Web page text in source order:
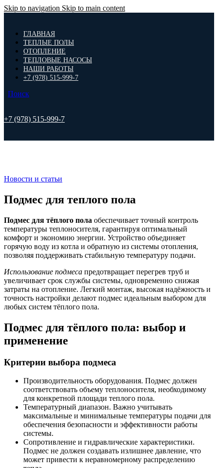
Skip to navigation Skip to main content
ГЛАВНАЯ
ТЕПЛЫЕ ПОЛЫ
ОТОПЛЕНИЕ
ТЕПЛОВЫЕ НАСОСЫ
НАШИ РАБОТЫ
+7 (978) 515-999-7
Поиск
+7 (978) 515-999-7
Новости и статьи
Подмес для теплого пола
Подмес для тёплого пола обеспечивает точный контроль
температуры теплоносителя, гарантируя оптимальный
комфорт и экономию энергии. Устройство объединяет
горячую воду из котла и обратную из системы отопления,
позволяя поддерживать стабильную температуру подачи.
Использование подмеса предотвращает перегрев труб и
увеличивает срок службы системы, одновременно снижая
затраты на отопление. Легкий монтаж, высокая надёжность и
точность настройки делают подмес идеальным выбором для
любых систем тёплого пола.
Подмес для тёплого пола: выбор и
применение
Критерии выбора подмеса
Производительность оборудования. Подмес должен
соответствовать объему теплоносителя, необходимому
для конкретной площади теплого пола.
Температурный диапазон. Важно учитывать
максимальные и минимальные температуры подачи для
обеспечения безопасности и эффективности работы
системы.
Сопротивление и гидравлические характеристики.
Подмес не должен создавать излишнее давление, что
может привести к неравномерному распределению